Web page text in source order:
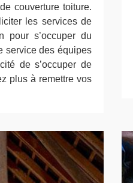
couverture toiture.
les services de
pour s’occuper du
service des équipes
de s’occuper de
plus à remettre vos